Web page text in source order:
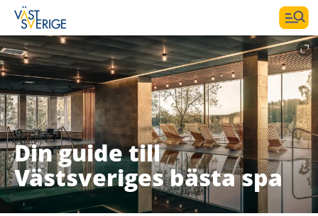
Din guide till
Västsveriges bästa spa